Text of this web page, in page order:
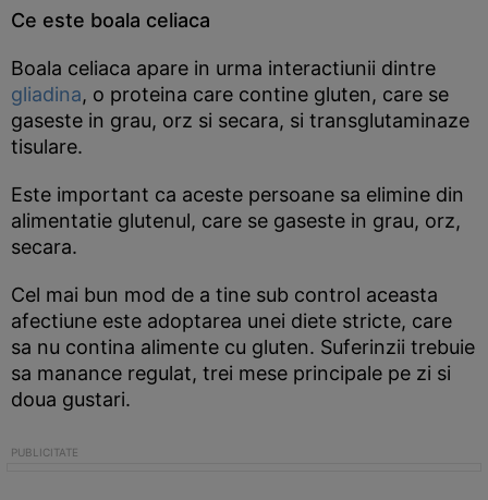
Ce este boala celiaca
Boala celiaca apare in urma interactiunii dintre
gliadina, o proteina care contine gluten, care se
gaseste in grau, orz si secara, si transglutaminaze
tisulare.
Este important ca aceste persoane sa elimine din
alimentatie glutenul, care se gaseste in grau, orz,
secara.
Cel mai bun mod de a tine sub control aceasta
afectiune este adoptarea unei diete stricte, care
sa nu contina alimente cu gluten. Suferinzii trebuie
sa manance regulat, trei mese principale pe zi si
doua gustari.